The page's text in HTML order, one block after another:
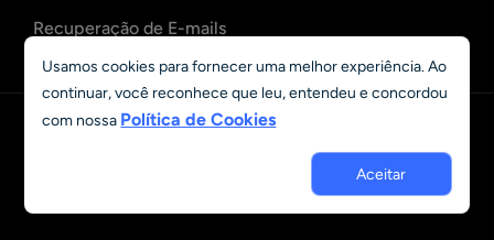
Recuperação de E-mails
© 2023 - 2026 Grand Vision Tech Software Limited. All rights
Usamos cookies para fornecer uma melhor experiência. Ao
continuar, você reconhece que leu, entendeu e concordou
com nossa Política de Cookies
Aceitar